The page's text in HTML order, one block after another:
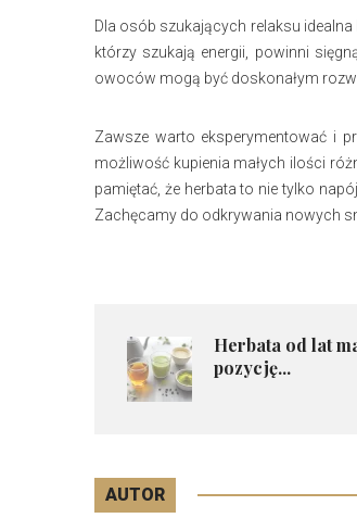
Dla osób szukających relaksu idealna
którzy szukają energii, powinni
owoców mogą być doskonałym
Zawsze warto eksperymentować i
możliwość kupienia małych ilości
pamiętać, że herbata to nie tylko
Zachęcamy do odkrywania nowych
Herbata od lat
pozycję...
AUTOR